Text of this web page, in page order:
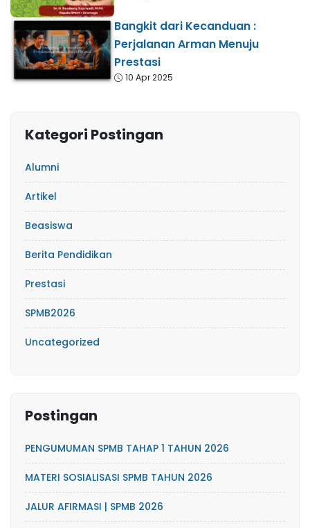
Bangkit dari Kecanduan :
Perjalanan Arman Menuju
Prestasi
10 Apr 2025
Kategori Postingan
Alumni
Artikel
Beasiswa
Berita Pendidikan
Prestasi
SPMB2026
Uncategorized
Postingan
PENGUMUMAN SPMB TAHAP 1 TAHUN 2026
MATERI SOSIALISASI SPMB TAHUN 2026
JALUR AFIRMASI | SPMB 2026